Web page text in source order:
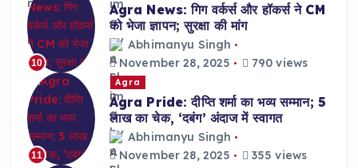
10
Agra News: गिग वर्कर्स और हॉकर्स ने CM
को भेजा ज्ञापन; सुरक्षा की मांग
Abhimanyu Singh
November 28, 2025
790 views
11
Agra
Agra Pride: दीप्ति शर्मा का भव्य सम्मान; 5
लाख का चेक, ‘दबंग’ अंदाज में स्वागत
Abhimanyu Singh
November 28, 2025
355 views